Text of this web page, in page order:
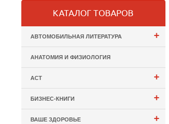
КАТАЛОГ ТОВАРОВ
+
АВТОМОБИЛЬНАЯ ЛИТЕРАТУРА
АНАТОМИЯ И ФИЗИОЛОГИЯ
+
АСТ
+
БИЗНЕС-КНИГИ
+
ВАШЕ ЗДОРОВЬЕ